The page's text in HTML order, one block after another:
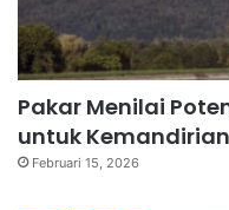
Pakar Menilai
untuk
Februari 15, 2026